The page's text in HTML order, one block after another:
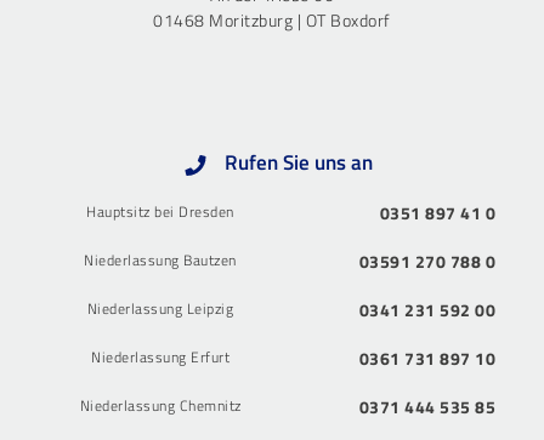
01468 Moritzburg | OT Boxdorf
Rufen Sie uns an
Hauptsitz bei Dresden 0351 897 41 0
Niederlassung Bautzen 03591 270 788 0
Niederlassung Leipzig 0341 231 592 00
Niederlassung Erfurt 0361 731 897 10
Niederlassung Chemnitz 0371 444 535 85